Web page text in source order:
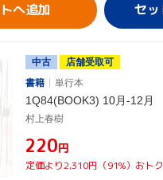
へ追加
中古
店舗受取可
書籍
単行本
1Q84(BOOK3) 10月-12月
村上春樹
¥220円
定価より2,310円（91%）おトク